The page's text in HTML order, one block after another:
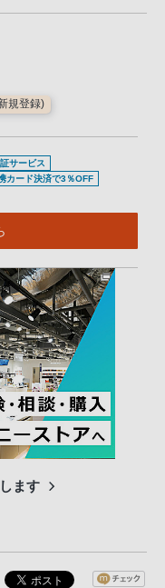
規登録)
サービス
カード決済で3％OFF
ます